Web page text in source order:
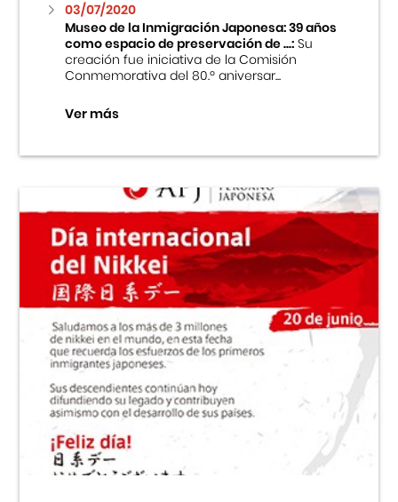
03/07/2020
Museo de la Inmigración Japonesa: 39 años
como espacio de preservación de ...:Su
creación fue iniciativa de la Comisión
Conmemorativa del 80.º aniversar...
Ver más